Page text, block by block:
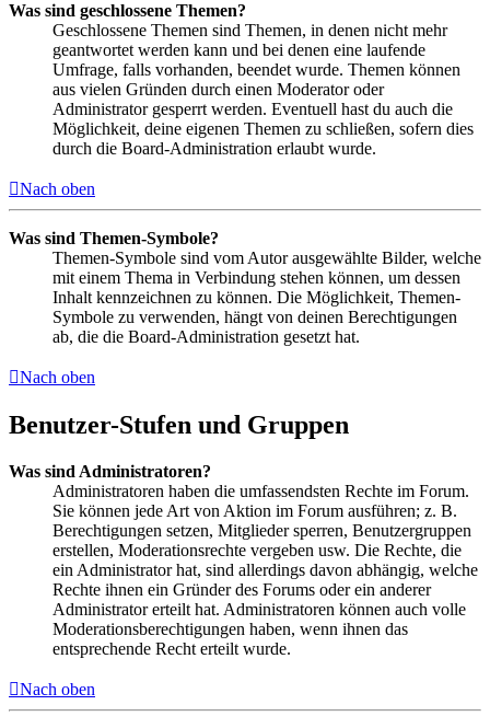
Was sind geschlossene Themen?
Geschlossene Themen sind Themen, in denen nicht mehr
geantwortet werden kann und bei denen eine laufende
Umfrage, falls vorhanden, beendet wurde. Themen können
aus vielen Gründen durch einen Moderator oder
Administrator gesperrt werden. Eventuell hast du auch die
Möglichkeit, deine eigenen Themen zu schließen, sofern dies
durch die Board-Administration erlaubt wurde.
Nach oben
Was sind Themen-Symbole?
Themen-Symbole sind vom Autor ausgewählte Bilder, welche
mit einem Thema in Verbindung stehen können, um dessen
Inhalt kennzeichnen zu können. Die Möglichkeit, Themen-
Symbole zu verwenden, hängt von deinen Berechtigungen
ab, die die Board-Administration gesetzt hat.
Nach oben
Benutzer-Stufen und Gruppen
Was sind Administratoren?
Administratoren haben die umfassendsten Rechte im Forum.
Sie können jede Art von Aktion im Forum ausführen; z. B.
Berechtigungen setzen, Mitglieder sperren, Benutzergruppen
erstellen, Moderationsrechte vergeben usw. Die Rechte, die
ein Administrator hat, sind allerdings davon abhängig, welche
Rechte ihnen ein Gründer des Forums oder ein anderer
Administrator erteilt hat. Administratoren können auch volle
Moderationsberechtigungen haben, wenn ihnen das
entsprechende Recht erteilt wurde.
Nach oben